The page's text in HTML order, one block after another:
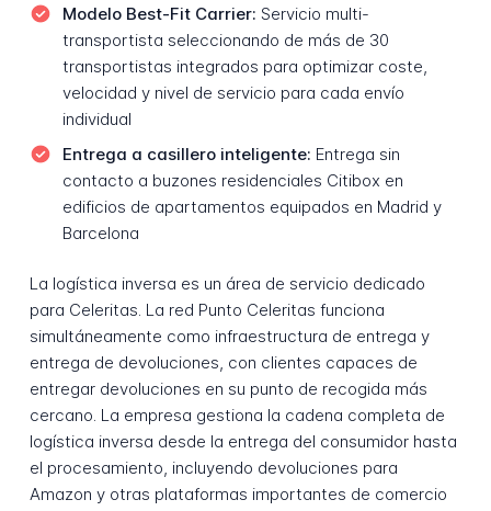
Modelo Best-Fit Carrier: Servicio multi-
transportista seleccionando de más de 30
transportistas integrados para optimizar coste,
velocidad y nivel de servicio para cada envío
individual
Entrega a casillero inteligente: Entrega sin
contacto a buzones residenciales Citibox en
edificios de apartamentos equipados en Madrid y
Barcelona
La logística inversa es un área de servicio dedicado
para Celeritas. La red Punto Celeritas funciona
simultáneamente como infraestructura de entrega y
entrega de devoluciones, con clientes capaces de
entregar devoluciones en su punto de recogida más
cercano. La empresa gestiona la cadena completa de
logística inversa desde la entrega del consumidor hasta
el procesamiento, incluyendo devoluciones para
Amazon y otras plataformas importantes de comercio